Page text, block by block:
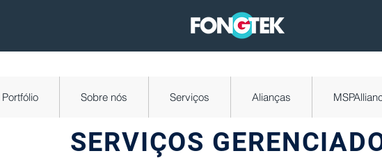
SERVIÇOS
Portfólio Sobre nós Serviços Alianças